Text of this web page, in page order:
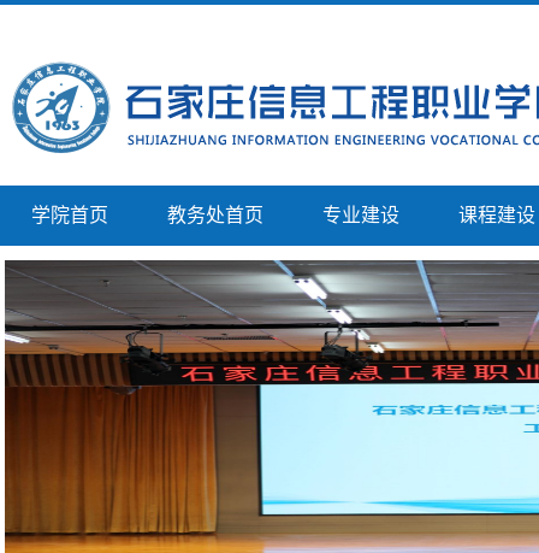
学院首页 教务处首页 专业建设 课程建设